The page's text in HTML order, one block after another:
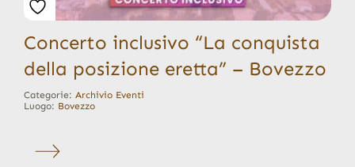
Concerto inclusivo “La conquista
della posizione eretta” – Bovezzo
Categorie: Archivio Eventi
Luogo: Bovezzo